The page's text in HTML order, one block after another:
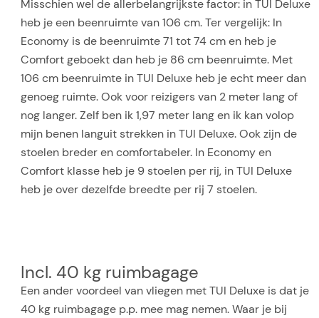
Misschien wel de allerbelangrijkste factor: in TUI Deluxe
heb je een beenruimte van 106 cm. Ter vergelijk: In
Economy is de beenruimte 71 tot 74 cm en heb je
Comfort geboekt dan heb je 86 cm beenruimte. Met
106 cm beenruimte in TUI Deluxe heb je echt meer dan
genoeg ruimte. Ook voor reizigers van 2 meter lang of
nog langer. Zelf ben ik 1,97 meter lang en ik kan volop
mijn benen languit strekken in TUI Deluxe. Ook zijn de
stoelen breder en comfortabeler. In Economy en
Comfort klasse heb je 9 stoelen per rij, in TUI Deluxe
heb je over dezelfde breedte per rij 7 stoelen.
Incl. 40 kg ruimbagage
Een ander voordeel van vliegen met TUI Deluxe is dat je
40 kg ruimbagage p.p. mee mag nemen. Waar je bij